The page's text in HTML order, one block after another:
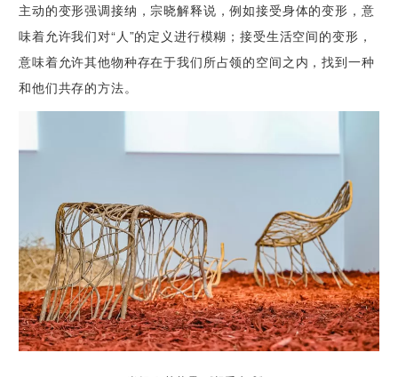
主动的变形强调接纳，宗晓解释说，例如接受身体的变形，意
味着允许我们对“人”的定义进行模糊；接受生活空间的变形，
意味着允许其他物种存在于我们所占领的空间之内，找到一种
和他们共存的方法。